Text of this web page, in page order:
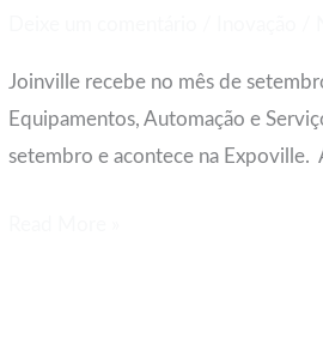
Joinville recebe no mês de
Equipamentos, Automação e
setembro e acontece na Expoville.